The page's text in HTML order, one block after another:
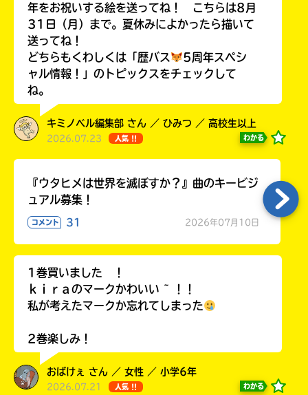
Loading...
年をお祝いする絵を送ってね！ こちらは8月
31日（月）まで。夏休みによかったら描いて
送ってね！
どちらもくわしくは「歴バス
5周年スペシ
ャル情報！」のトピックスをチェックして
ね。
キミノベル編集部 さん ／ ひみつ ／ 高校生以上
2026.07.23 人気 !! わかる
『ウタヒメは世界を滅ぼすか？』曲のキービジ
ュアル募集！
コメント 31 2026年07月10日
1巻買いました ！
ｋｉｒａのマークかわいい ~ ！！
私が考えたマークか忘れてしまった
2巻楽しみ！
おばけぇ さん ／ 女性 ／ 小学6年
2026.07.21 人気 !! わかる
内
に
エ
る